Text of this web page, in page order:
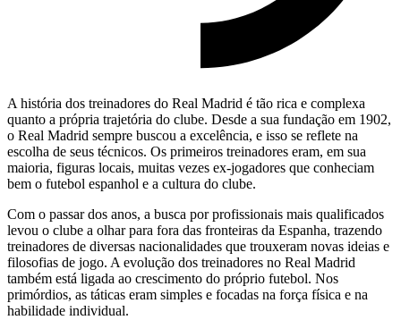
A história dos treinadores do Real Madrid é tão rica e complexa
quanto a própria trajetória do clube. Desde a sua fundação em 1902,
o Real Madrid sempre buscou a excelência, e isso se reflete na
escolha de seus técnicos. Os primeiros treinadores eram, em sua
maioria, figuras locais, muitas vezes ex-jogadores que conheciam
bem o futebol espanhol e a cultura do clube.
Com o passar dos anos, a busca por profissionais mais qualificados
levou o clube a olhar para fora das fronteiras da Espanha, trazendo
treinadores de diversas nacionalidades que trouxeram novas ideias e
filosofias de jogo. A evolução dos treinadores no Real Madrid
também está ligada ao crescimento do próprio futebol. Nos
primórdios, as táticas eram simples e focadas na força física e na
habilidade individual.